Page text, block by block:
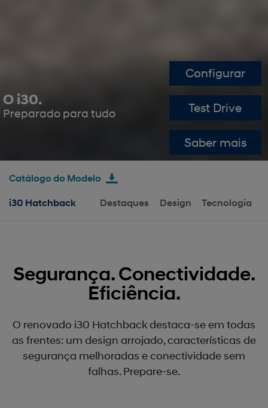
O i30.
Preparado para tudo
Configurar
Test Drive
Saber mais
i30 Hatchback Destaques Design Tecnologia
Catálogo do Modelo
Segurança. Conectividade.
Eficiência.
O renovado i30 Hatchback destaca-se em todas
as frentes: um design arrojado, características de
segurança melhoradas e conectividade sem
falhas. Prepare-se.